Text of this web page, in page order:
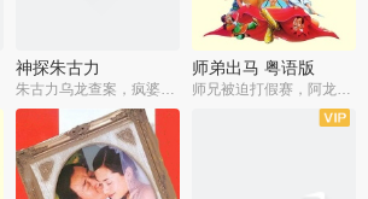
神探朱古力
朱古力乌龙查案，疯婆子神助攻
师弟出马 粤语版
师兄被迫打假赛，阿龙追查斗黑帮